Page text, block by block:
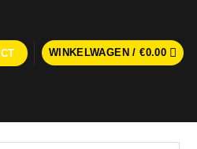
WINKELWAGEN /€0.00